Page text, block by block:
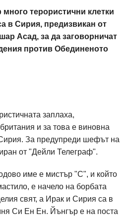
терористични клетки
в Сирия, предизвикан от
Асад, за да заговорничат
против Обединеното
заплаха,
и за това е виновна
За предупреди шефът на
от "Дейли Телеграф".
име е мистър "С", и който
е начело на борбата
свят, а Ирак и Сирия са в
Си Ен Ен. Йънгър е на поста